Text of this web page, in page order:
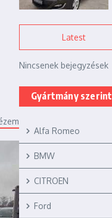
Latest
Nincsenek bejegyzések
Gyártmány szerint
Alfa Romeo
BMW
CITROEN
Ford